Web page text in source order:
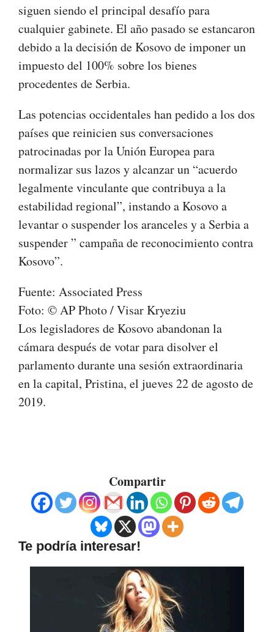
siguen siendo el principal desafío para
cualquier gabinete. El año pasado se estancaron
debido a la decisión de Kosovo de imponer un
impuesto del 100% sobre los bienes
procedentes de Serbia.
Las potencias occidentales han pedido a los dos
países que reinicien sus conversaciones
patrocinadas por la Unión Europea para
normalizar sus lazos y alcanzar un “acuerdo
legalmente vinculante que contribuya a la
estabilidad regional”, instando a Kosovo a
levantar o suspender los aranceles y a Serbia a
suspender ” campaña de reconocimiento contra
Kosovo”.
Fuente: Associated Press
Foto: © AP Photo / Visar Kryeziu
Los legisladores de Kosovo abandonan la
cámara después de votar para disolver el
parlamento durante una sesión extraordinaria
en la capital, Pristina, el jueves 22 de agosto de
2019.
Compartir
Te podría interesar!